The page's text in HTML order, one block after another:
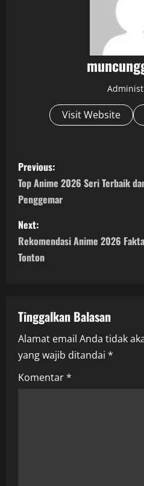
Visit Website
P
o
s
t
n
v
i
g
a
Previous:
Top Anime 2026 Seri Terbaik
Penggemar
Next:
Rekomendasi Anime 2026
Tonton
Tinggalkan Balasan
Alamat email Anda tidak
yang wajib ditandai *
Komentar*